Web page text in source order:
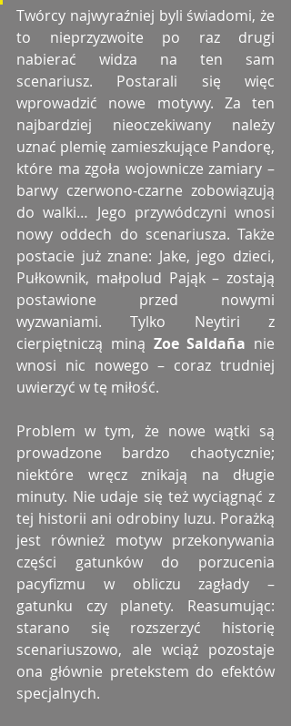
Twórcy najwyraźniej byli świadomi, że
to nieprzyzwoite po raz drugi
nabierać widza na ten sam
scenariusz. Postarali się więc
wprowadzić nowe motywy. Za ten
najbardziej nieoczekiwany należy
uznać plemię zamieszkujące Pandorę,
które ma zgoła wojownicze zamiary –
barwy czerwono-czarne zobowiązują
do walki… Jego przywódczyni wnosi
nowy oddech do scenariusza. Także
postacie już znane: Jake, jego dzieci,
Pułkownik, małpolud Pająk – zostają
postawione przed nowymi
wyzwaniami. Tylko Neytiri z
cierpiętniczą miną Zoe Saldaña nie
wnosi nic nowego – coraz trudniej
uwierzyć w tę miłość.
Problem w tym, że nowe wątki są
prowadzone bardzo chaotycznie;
niektóre wręcz znikają na długie
minuty. Nie udaje się też wyciągnąć z
tej historii ani odrobiny luzu. Porażką
jest również motyw przekonywania
części gatunków do porzucenia
pacyfizmu w obliczu zagłady –
gatunku czy planety. Reasumując:
starano się rozszerzyć historię
scenariuszowo, ale wciąż pozostaje
ona głównie pretekstem do efektów
specjalnych.